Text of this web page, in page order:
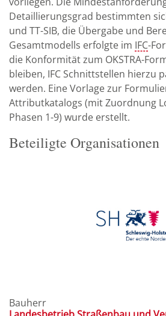
Detaillierungsgrad bestimmten
und TT-SIB, die Übergabe und
Gesamtmodells erfolgte im IFC-
die Konformität zum OKSTRA-
bleiben, IFC Schnittstellen hierzu
werden. Eine Vorlage zur
Attributkatalogs (mit Zuordnung
Phasen 1-9) wurde erstellt.
Beteiligte Organisationen
Bauherr